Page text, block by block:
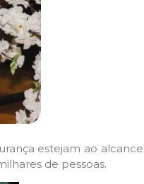
estejam ao
de pessoas.